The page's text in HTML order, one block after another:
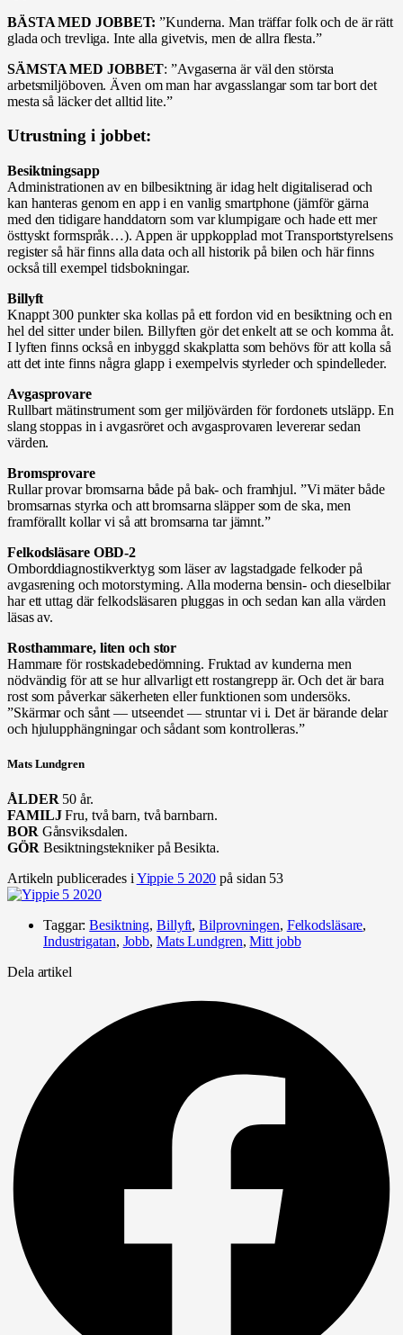
BÄSTA MED JOBBET: ”Kunderna. Man träffar folk och de är rätt
glada och trevliga. Inte alla givetvis, men de allra flesta.”
SÄMSTA MED JOBBET: ”Avgaserna är väl den största
arbetsmiljöboven. Även om man har avgasslangar som tar bort det
mesta så läcker det alltid lite.”
Utrustning i jobbet:
Besiktningsapp
Administrationen av en bilbesiktning är idag helt digitaliserad och
kan hanteras genom en app i en vanlig smartphone (jämför gärna
med den tidigare handdatorn som var klumpigare och hade ett mer
östtyskt formspråk…). Appen är uppkopplad mot Transportstyrelsens
register så här finns alla data och all historik på bilen och här finns
också till exempel tidsbokningar.
Billyft
Knappt 300 punkter ska kollas på ett fordon vid en besiktning och en
hel del sitter under bilen. Billyften gör det enkelt att se och komma åt.
I lyften finns också en inbyggd skakplatta som behövs för att kolla så
att det inte finns några glapp i exempelvis styrleder och spindelleder.
Avgasprovare
Rullbart mätinstrument som ger miljövärden för fordonets utsläpp. En
slang stoppas in i avgasröret och avgasprovaren levererar sedan
värden.
Bromsprovare
Rullar provar bromsarna både på bak- och framhjul. ”Vi mäter både
bromsarnas styrka och att bromsarna släpper som de ska, men
framförallt kollar vi så att bromsarna tar jämnt.”
Felkodsläsare OBD-2
Omborddiagnostikverktyg som läser av lagstadgade felkoder på
avgas­rening och motorstyrning. Alla moderna bensin- och dieselbilar
har ett uttag där felkodsläsaren pluggas in och sedan kan alla värden
läsas av.
Rosthammare, liten och stor
Hammare för rostskadebedömning. Fruktad av kunderna men
nödvändig för att se hur allvarligt ett rostangrepp är. Och det är bara
rost som påverkar säkerheten eller funktionen som undersöks.
”Skärmar och sånt — utseendet — struntar vi i. Det är bärande delar
och hjulupphängningar och sådant som kontrolleras.”
Mats Lundgren
ÅLDER 50 år.
FAMILJFru, två barn, två barnbarn.
BOR Gånsviksdalen.
GÖR Besiktningstekniker på Besikta.
Artikeln publicerades i Yippie 5 2020 på sidan 53
Taggar:Besiktning,Billyft,Bilprovningen, Felkodsläsare,
Industrigatan, Jobb, Mats Lundgren,Mitt jobb
Dela artikel